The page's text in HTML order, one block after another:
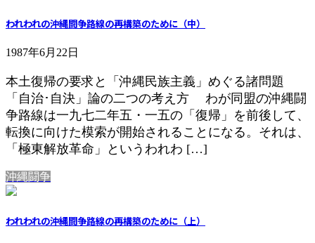
われわれの沖縄闘争路線の再構築のために（中）
1987年6月22日
本土復帰の要求と「沖縄民族主義」めぐる諸問題
「自治･自決」論の二つの考え方 わが同盟の沖縄闘
争路線は一九七二年五・一五の「復帰」を前後して、
転換に向けた模索が開始されることになる。それは、
「極東解放革命」というわれわ […]
沖縄闘争
われわれの沖縄闘争路線の再構築のために（上）